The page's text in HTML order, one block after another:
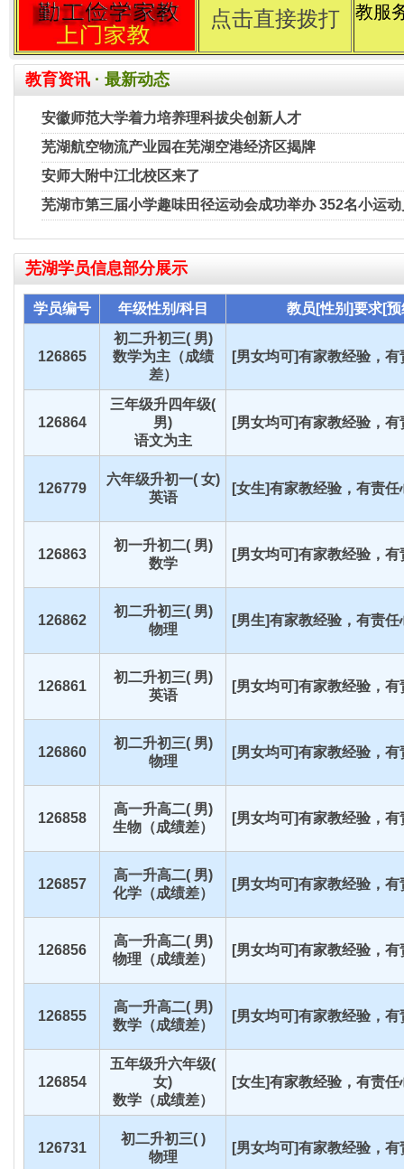
点击直接拨打
教服
教育资讯 · 最新动态
安徽师范大学着力培养理科拔尖创新人才
芜湖航空物流产业园在芜湖空港经济区揭牌
安师大附中江北校区来了
芜湖市第三届小学趣味田径运动会成功举办 352名小运
芜湖学员信息部分展示
学员编号 年级性别/科目 教员[性别]要求[
126865
初二升初三( 男)
数学为主（成绩
差）
[男女均可]有家教经验，
126864
三年级升四年级(
男)
语文为主
[男女均可]有家教经验，
126779
六年级升初一( 女)
英语
[女生]有家教经验，有责任
126863
初一升初二( 男)
数学
[男女均可]有家教经验，
126862
初二升初三( 男)
物理
[男生]有家教经验，有责任
126861
初二升初三( 男)
英语
[男女均可]有家教经验，
126860
初二升初三( 男)
物理
[男女均可]有家教经验，
126858
高一升高二( 男)
生物（成绩差）
[男女均可]有家教经验，
126857
高一升高二( 男)
化学（成绩差）
[男女均可]有家教经验，
126856
高一升高二( 男)
物理（成绩差）
[男女均可]有家教经验，
126855
高一升高二( 男)
数学（成绩差）
[男女均可]有家教经验，
126854
五年级升六年级(
女)
数学（成绩差）
[女生]有家教经验，有责任
126731
初二升初三( )
物理
[男女均可]有家教经验，